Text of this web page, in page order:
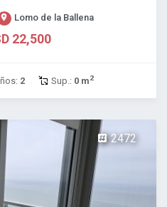
Lomo de la Ballena
22,500
2 Sup.: 0 m2
2472